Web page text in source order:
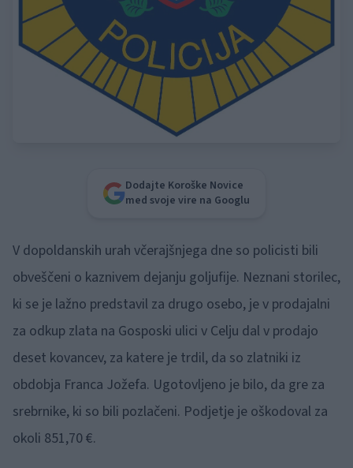
Dodajte Koroške Novice
med svoje vire na Googlu
V dopoldanskih urah včerajšnjega dne so policisti bili
obveščeni o kaznivem dejanju goljufije. Neznani storilec,
ki se je lažno predstavil za drugo osebo, je v prodajalni
za odkup zlata na Gosposki ulici v Celju dal v prodajo
deset kovancev, za katere je trdil, da so zlatniki iz
obdobja Franca Jožefa. Ugotovljeno je bilo, da gre za
srebrnike, ki so bili pozlačeni. Podjetje je oškodoval za
okoli 851,70 €.